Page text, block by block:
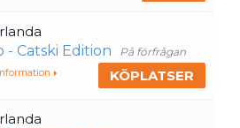
- Catski Edition
På förfrågan
KÖPLATSER